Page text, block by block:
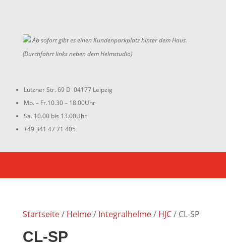
Ab sofort gibt es einen Kundenparkplatz hinter dem Haus.
(Durchfahrt links neben dem Helmstudio)
Lützner Str. 69 D 04177 Leipzig
Mo. – Fr.10.30 – 18.00Uhr
Sa. 10.00 bis 13.00Uhr
+49 341 47 71 405
Startseite/ Helme/ Integralhelme/ HJC/ CL-SP
CL-SP